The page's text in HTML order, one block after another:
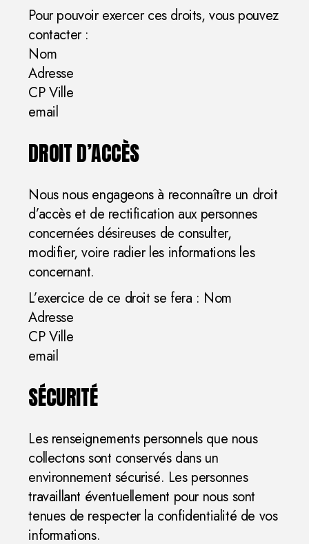
Pour pouvoir exercer ces droits, vous pouvez
contacter :
Nom
Adresse
CP Ville
email
DROIT D’ACCÈS
Nous nous engageons à reconnaître un droit
d’accès et de rectification aux personnes
concernées désireuses de consulter,
modifier, voire radier les informations les
concernant.
L’exercice de ce droit se fera : Nom
Adresse
CP Ville
email
SÉCURITÉ
Les renseignements personnels que nous
collectons sont conservés dans un
environnement sécurisé. Les personnes
travaillant éventuellement pour nous sont
tenues de respecter la confidentialité de vos
informations.